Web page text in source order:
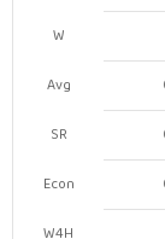
W
Avg
SR
Econ
W4H